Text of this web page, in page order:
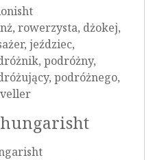
rowerzysta, dżokej,
jeździec,
podróżny,
podróżnego,